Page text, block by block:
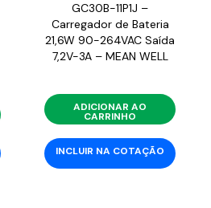
GC30B-11P1J –
Carregador de Bateria
21,6W 90-264VAC Saída
7,2V-3A – MEAN WELL
ADICIONAR AO
CARRINHO
INCLUIR NA COTAÇÃO